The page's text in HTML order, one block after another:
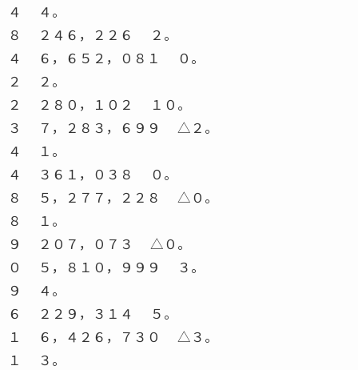
４ ４。
８ ２４６，２２６ ２。
４ ６，６５２，０８１ ０。
２ ２。
２ ２８０，１０２ １０。
３ ７，２８３，６９９ △２。
４ １。
４ ３６１，０３８ ０。
８ ５，２７７，２２８ △０。
８ １。
９ ２０７，０７３ △０。
０ ５，８１０，９９９ ３。
９ ４。
６ ２２９，３１４ ５。
１ ６，４２６，７３０ △３。
１ ３。